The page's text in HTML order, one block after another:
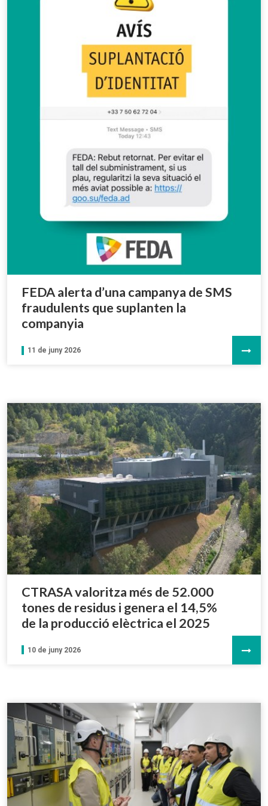
FEDA alerta d’una campanya de SMS
fraudulents que suplanten la
companyia
11 de juny 2026
CTRASA valoritza més de 52.000
tones de residus i genera el 14,5%
de la producció elèctrica el 2025
10 de juny 2026